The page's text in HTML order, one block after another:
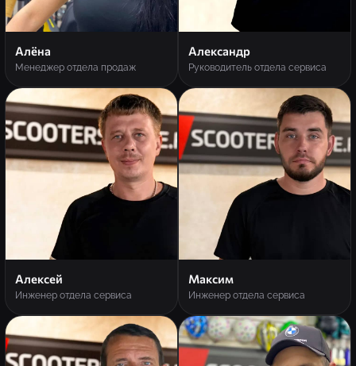
Алёна
Менеджер отдела продаж
Александр
Руководитель отдела сервиса
Алексей
Инженер отдела сервиса
Максим
Инженер отдела сервиса